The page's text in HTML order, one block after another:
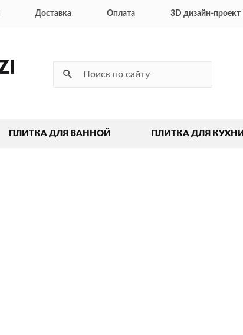
Доставка Оплата 3D дизайн-проект
ПЛИТКА ДЛЯ ВАННОЙ ПЛИТКА ДЛЯ КУХНИ